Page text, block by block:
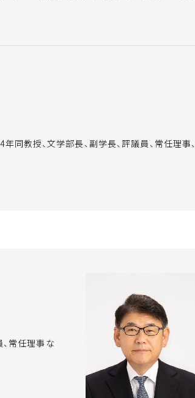
教授、文学部長、副学長、評議員、常任理事、
常任理事な